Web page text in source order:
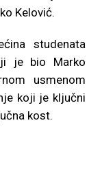
Kelović.
studenata
je bio Marko
usmenom
koji je ključni
kost.